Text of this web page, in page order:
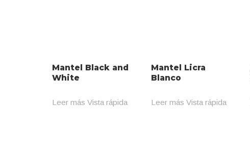
Mantel Black and
White
Leer más Vista rápida
Mantel Licra
Blanco
Leer más Vista rápida